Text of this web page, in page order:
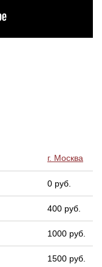
г. Москва
0 руб.
400 руб.
1000 руб.
1500 руб.